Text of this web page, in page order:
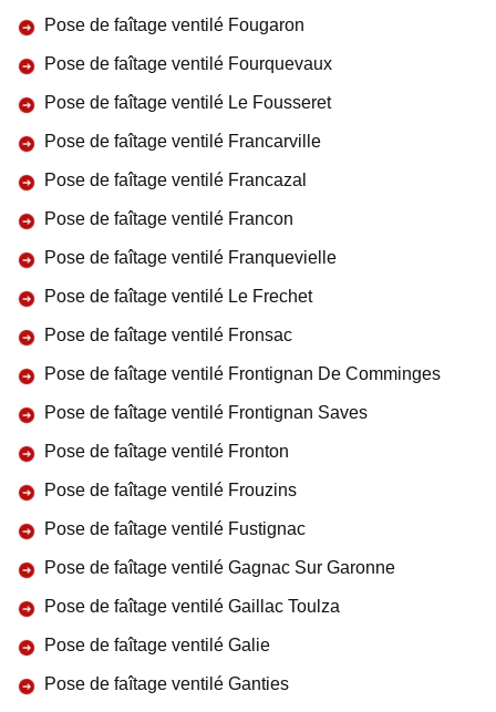
Pose de faîtage ventilé Fougaron
Pose de faîtage ventilé Fourquevaux
Pose de faîtage ventilé Le Fousseret
Pose de faîtage ventilé Francarville
Pose de faîtage ventilé Francazal
Pose de faîtage ventilé Francon
Pose de faîtage ventilé Franquevielle
Pose de faîtage ventilé Le Frechet
Pose de faîtage ventilé Fronsac
Pose de faîtage ventilé Frontignan De Comminges
Pose de faîtage ventilé Frontignan Saves
Pose de faîtage ventilé Fronton
Pose de faîtage ventilé Frouzins
Pose de faîtage ventilé Fustignac
Pose de faîtage ventilé Gagnac Sur Garonne
Pose de faîtage ventilé Gaillac Toulza
Pose de faîtage ventilé Galie
Pose de faîtage ventilé Ganties